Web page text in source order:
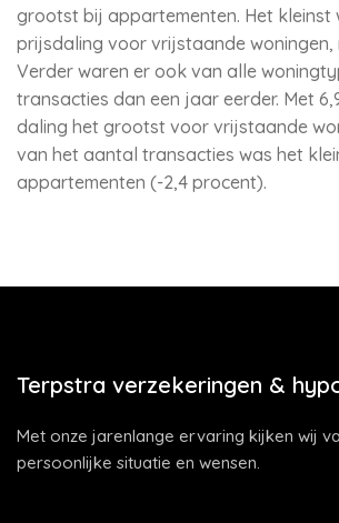
grootst bij appartementen. Het kleinst
prijsdaling voor vrijstaande woningen,
Verder waren er ook van alle
transacties dan een jaar eerder. Met
daling het grootst voor vrijstaande
van het aantal transacties was het
appartementen (-2,4 procent).
Terpstra verzekeringen &
Met onze jarenlange ervaring kijken wij
persoonlijke situatie en wensen.